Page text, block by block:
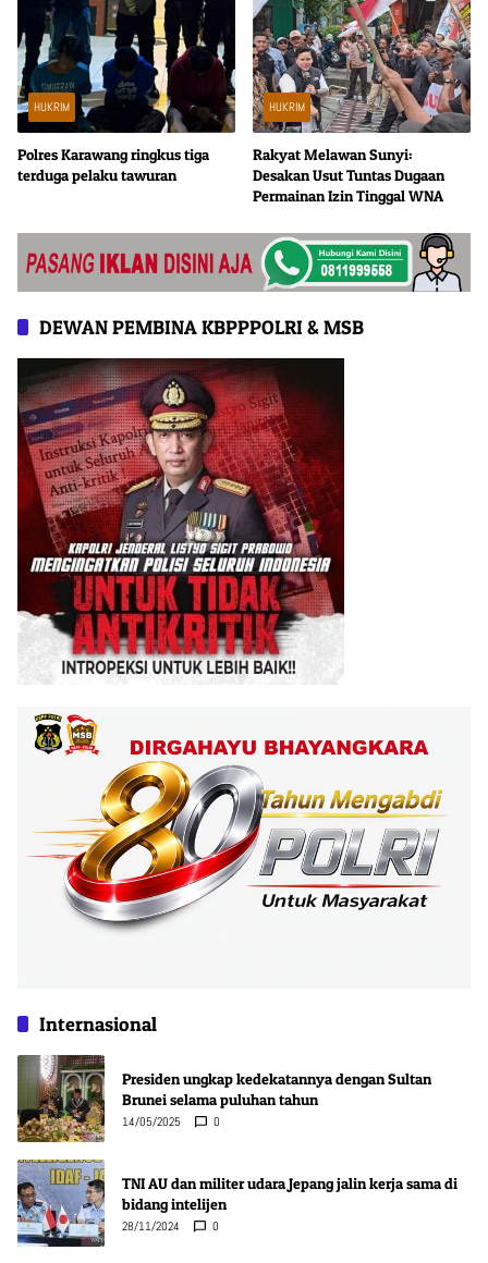
HUKRIM
Polres Karawang ringkus tiga
terduga pelaku tawuran
HUKRIM
Rakyat Melawan Sunyi:
Desakan Usut Tuntas Dugaan
Permainan Izin Tinggal WNA
DEWAN PEMBINA KBPPPOLRI & MSB
Internasional
Presiden ungkap kedekatannya dengan Sultan
Brunei selama puluhan tahun
14/05/2025 0
TNI AU dan militer udara Jepang jalin kerja sama di
bidang intelijen
28/11/2024 0